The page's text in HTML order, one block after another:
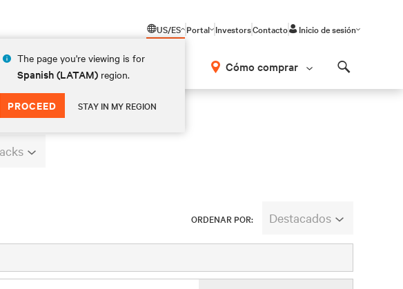
US/ES
The page you're viewing is for
Spanish (LATAM) region.
PROCEED STAY IN MY REGION
Portal InvestorsContacto Inicio de sesión
Acerca de Cómo comprar
ORDENAR POR: Destacados